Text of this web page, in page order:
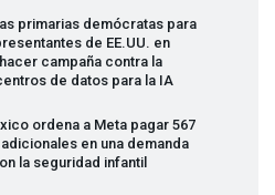
primarias demócratas para
de EE.UU. en
campaña contra la
de datos para la IA
ordena a Meta pagar 567
en una demanda
la seguridad infantil